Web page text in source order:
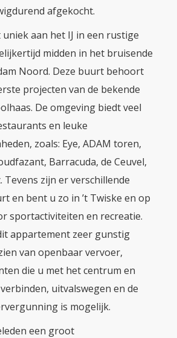
afgekocht.
aan het IJ in een rustige
midden in het bruisende
Noord. Deze buurt behoort
projecten van de bekende
De omgeving biedt veel
en leuke
zoals: Eye, ADAM toren,
Barracuda, de Ceuvel,
Tevens zijn er verschillende
en bent u zo in ’t Twiske en op
sportactiviteiten en recreatie.
appartement zeer gunstig
van openbaar vervoer,
die u met het centrum en
uitvalswegen en de
is mogelijk.
een groot